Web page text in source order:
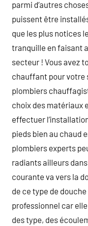
parmi d’autres
puissent être
que les plus notices
tranquille en faisant
secteur ! Vous avez
chauffant pour votre
plombiers
choix des matériaux
effectuer
pieds bien au chaud
plombiers experts
radiants ailleurs
courante va vers la
de ce type de
professionnel car
des type, des